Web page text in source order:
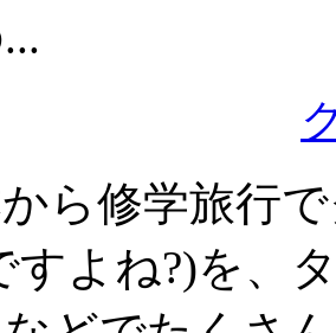
から修学旅行
すよね?)を、